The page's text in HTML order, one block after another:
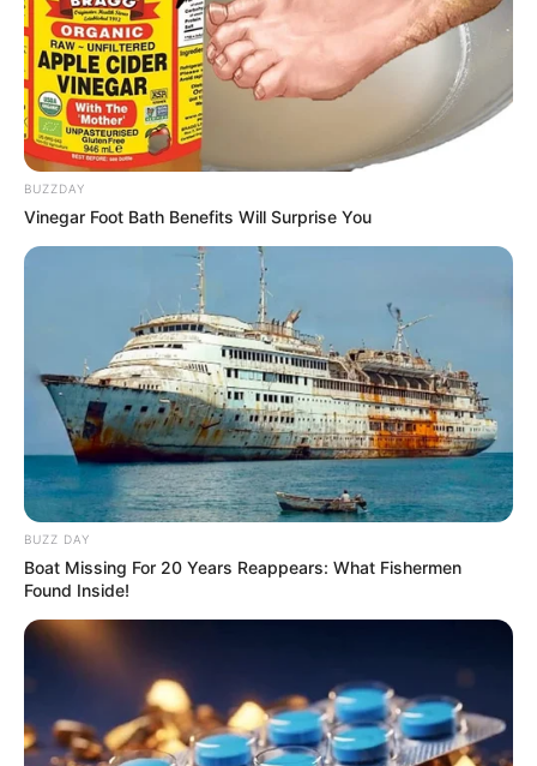
BUZZDAY
Vinegar Foot Bath Benefits Will Surprise You
BUZZ DAY
Boat Missing For 20 Years Reappears: What Fishermen
Found Inside!